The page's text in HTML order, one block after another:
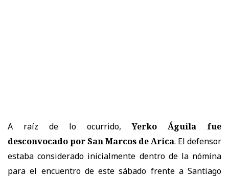
A raíz de lo ocurrido,Yerko Águila fue
desconvocado por San Marcos de Arica. El defensor
estaba considerado inicialmente dentro de la nómina
para el encuentro de este sábado frente a Santiago